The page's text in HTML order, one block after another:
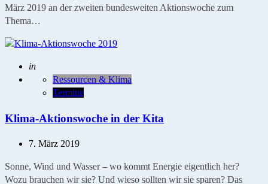
März 2019 an der zweiten bundesweiten Aktionswoche zum
Thema…
Geschrieben
in
Ressourcen & Klima
Termine
Klima-Aktionswoche in der Kita
7. März 2019
Sonne, Wind und Wasser – wo kommt Energie eigentlich her?
Wozu brauchen wir sie? Und wieso sollten wir sie sparen? Das